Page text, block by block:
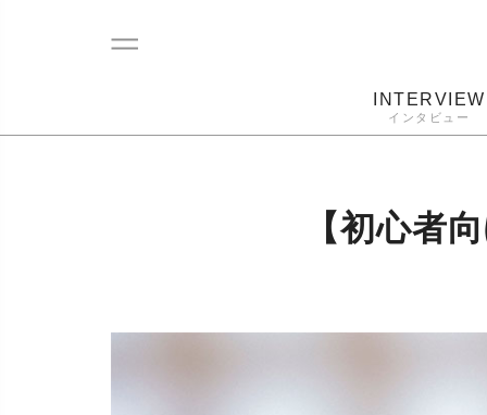
INTERVIEW
インタビュー
【初心者